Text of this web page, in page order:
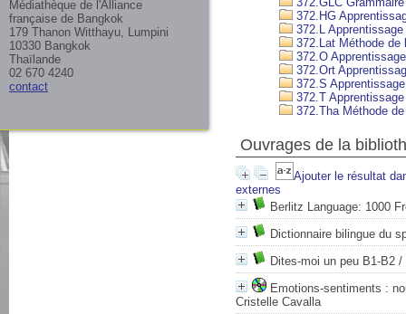
372.HG
372.L
372.Lat Méthode de
372.O
372.Ort
372.S
372.T
372.Tha Méthode
Ouvrages de la
Ajouter le résultat
externes
Berlitz Language: 1000
Dictionnaire bilingue du
Dites-moi un peu B1-B2 /
Emotions-sentiments :
Cristelle Cavalla
Médiathèque de l'Alliance
française de Bangkok
179 Thanon Witthayu, Lumpini
10330 Bangkok
Thaïlande
02 670 4240
contact